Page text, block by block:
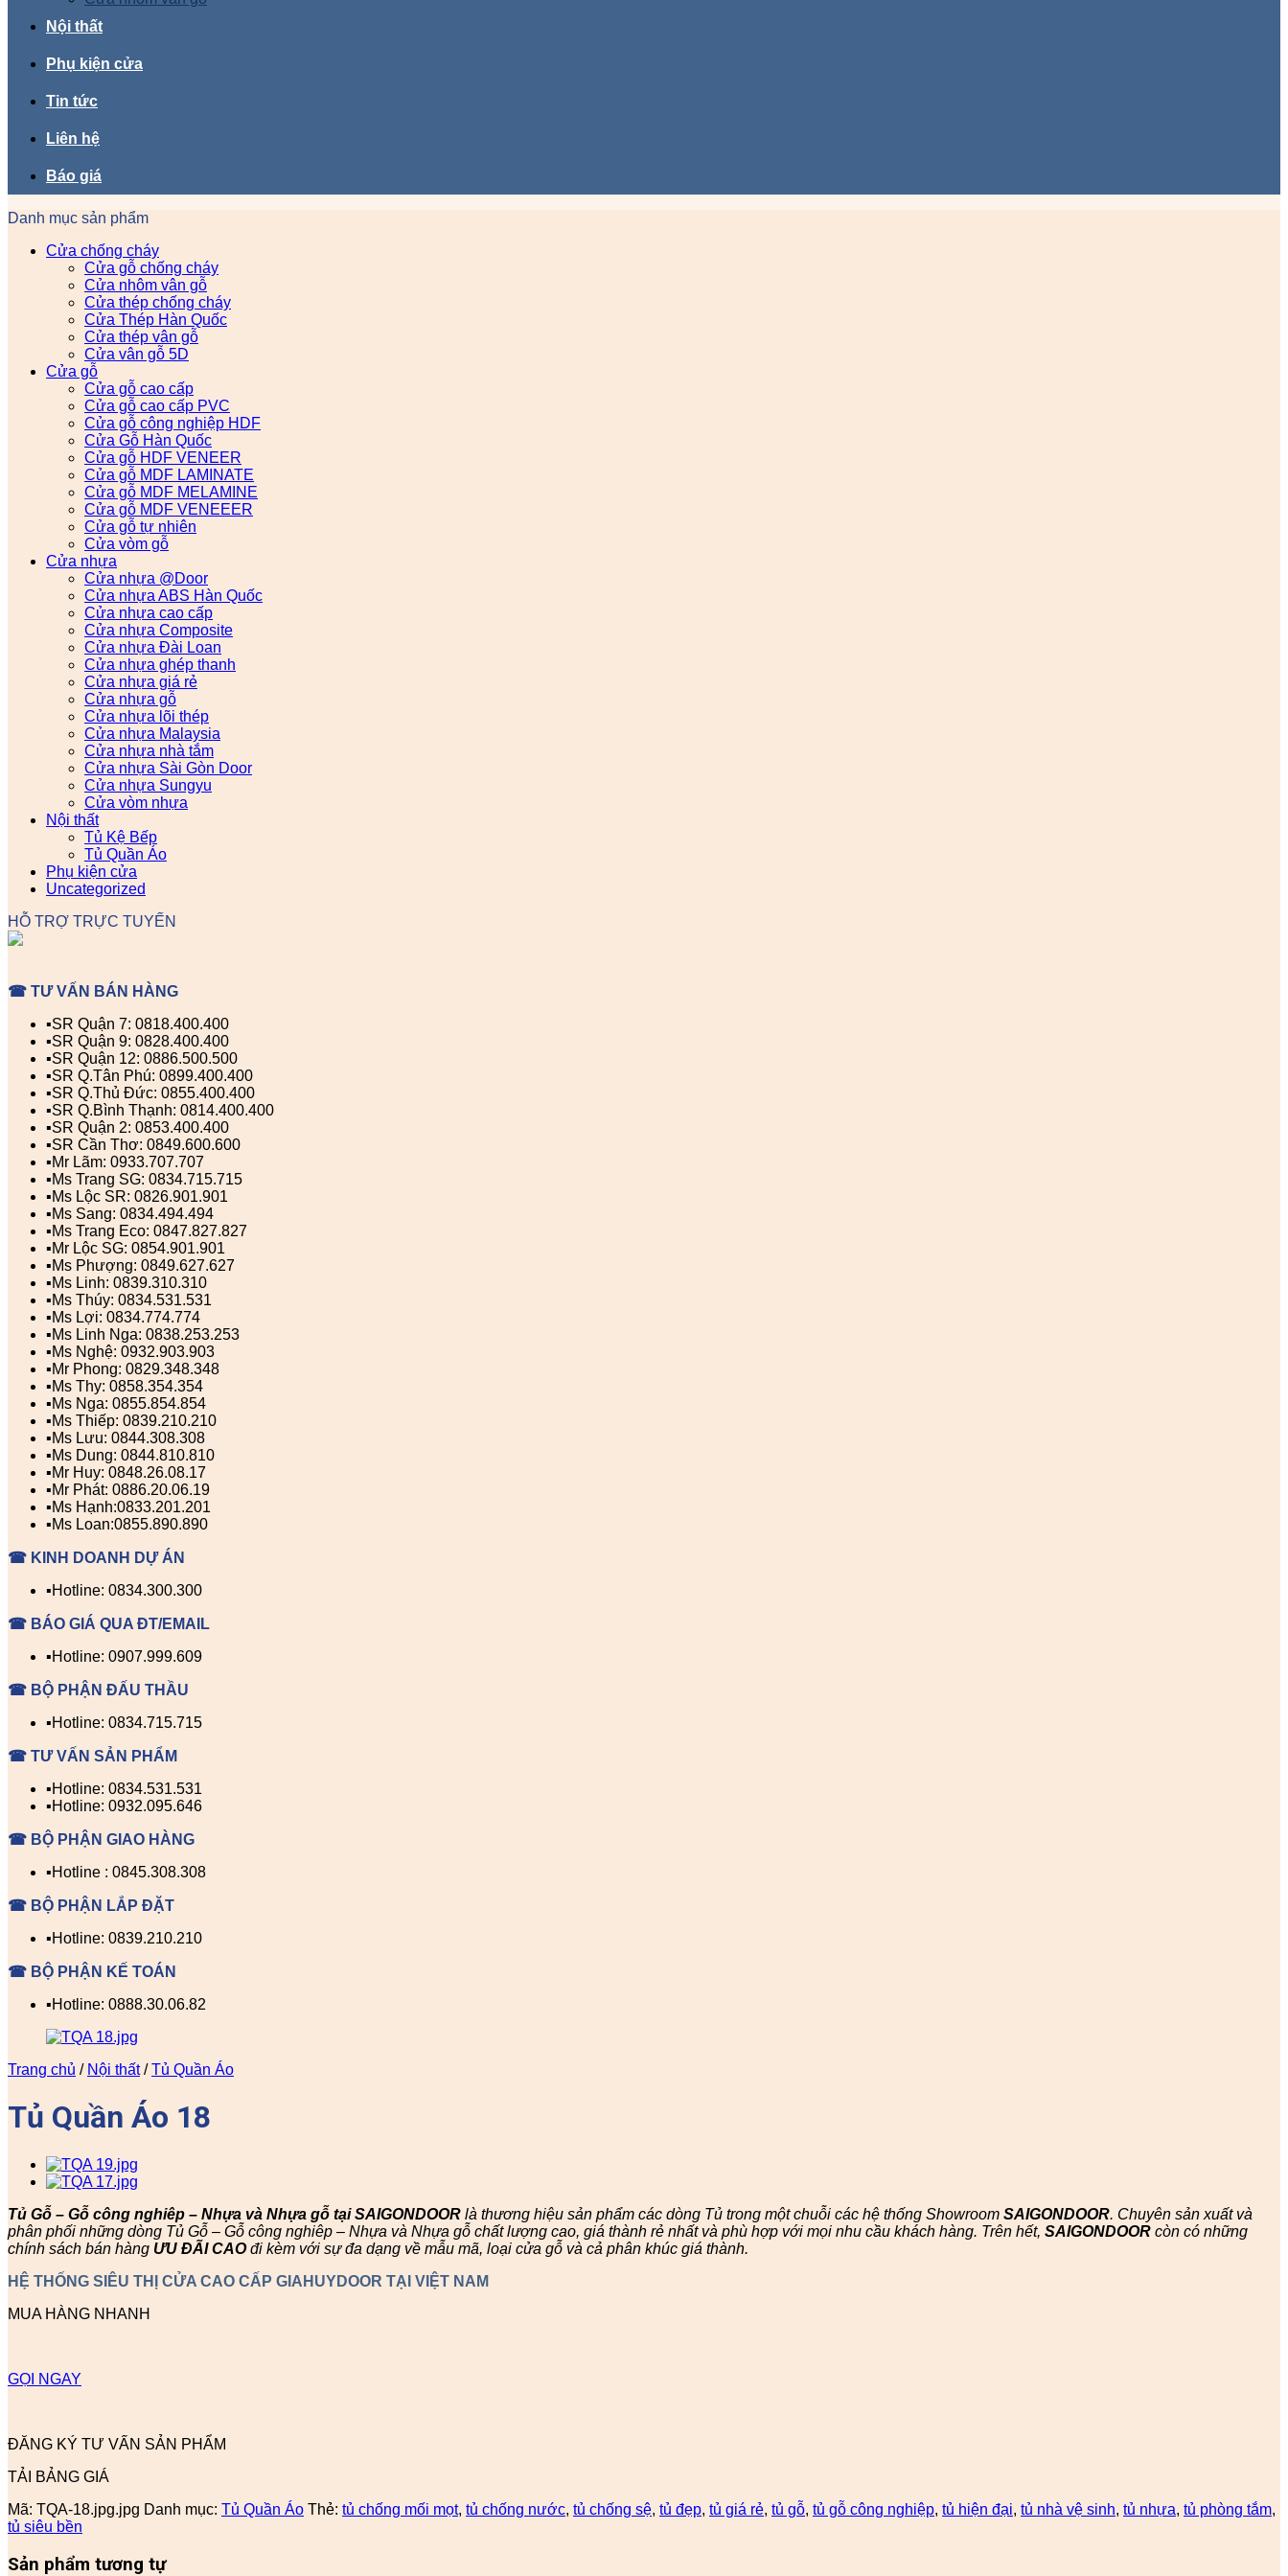
Nội thất
Phụ kiện cửa
Tin tức
Liên hệ
Báo giá
Danh mục sản phẩm
Cửa chống cháy
Cửa gỗ chống cháy
Cửa nhôm vân gỗ
Cửa thép chống cháy
Cửa Thép Hàn Quốc
Cửa thép vân gỗ
Cửa vân gỗ 5D
Cửa gỗ
Cửa gỗ cao cấp
Cửa gỗ cao cấp PVC
Cửa gỗ công nghiệp HDF
Cửa Gỗ Hàn Quốc
Cửa gỗ HDF VENEER
Cửa gỗ MDF LAMINATE
Cửa gỗ MDF MELAMINE
Cửa gỗ MDF VENEEER
Cửa gỗ tự nhiên
Cửa vòm gỗ
Cửa nhựa
Cửa nhựa @Door
Cửa nhựa ABS Hàn Quốc
Cửa nhựa cao cấp
Cửa nhựa Composite
Cửa nhựa Đài Loan
Cửa nhựa ghép thanh
Cửa nhựa giá rẻ
Cửa nhựa gỗ
Cửa nhựa lõi thép
Cửa nhựa Malaysia
Cửa nhựa nhà tắm
Cửa nhựa Sài Gòn Door
Cửa nhựa Sungyu
Cửa vòm nhựa
Nội thất
Tủ Kệ Bếp
Tủ Quần Áo
Phụ kiện cửa
Uncategorized
HỖ TRỢ TRỰC TUYẾN
☎ TƯ VẤN BÁN HÀNG
▪️SR Quận 7: 0818.400.400
▪️SR Quận 9: 0828.400.400
▪️SR Quận 12: 0886.500.500
▪️SR Q.Tân Phú: 0899.400.400
▪️SR Q.Thủ Đức: 0855.400.400
▪️SR Q.Bình Thạnh: 0814.400.400
▪️SR Quận 2: 0853.400.400
▪️SR Cần Thơ: 0849.600.600
▪️Mr Lãm: 0933.707.707
▪️Ms Trang SG: 0834.715.715
▪️Ms Lộc SR: 0826.901.901
▪️Ms Sang: 0834.494.494
▪️Ms Trang Eco: 0847.827.827
▪️Mr Lộc SG: 0854.901.901
▪️Ms Phượng: 0849.627.627
▪️Ms Linh: 0839.310.310
▪️Ms Thúy: 0834.531.531
▪️Ms Lợi: 0834.774.774
▪️Ms Linh Nga: 0838.253.253
▪️Ms Nghệ: 0932.903.903
▪️Mr Phong: 0829.348.348
▪️Ms Thy: 0858.354.354
▪️Ms Nga: 0855.854.854
▪️Ms Thiếp: 0839.210.210
▪️Ms Lưu: 0844.308.308
▪️Ms Dung: 0844.810.810
▪️Mr Huy: 0848.26.08.17
▪️Mr Phát: 0886.20.06.19
▪️Ms Hạnh:0833.201.201
▪️Ms Loan:0855.890.890
☎ KINH DOANH DỰ ÁN
▪️Hotline: 0834.300.300
☎ BÁO GIÁ QUA ĐT/EMAIL
▪️Hotline: 0907.999.609
☎ BỘ PHẬN ĐẤU THẦU
▪️Hotline: 0834.715.715
☎ TƯ VẤN SẢN PHẨM
▪️Hotline: 0834.531.531
▪️Hotline: 0932.095.646
☎ BỘ PHẬN GIAO HÀNG
▪️Hotline : 0845.308.308
☎ BỘ PHẬN LẮP ĐẶT
▪️Hotline: 0839.210.210
☎ BỘ PHẬN KẾ TOÁN
▪️Hotline: 0888.30.06.82
Trang chủ / Nội thất / Tủ Quần Áo
Tủ Quần Áo 18
Tủ Gỗ – Gỗ công nghiêp – Nhựa và Nhựa gỗ tại SAIGONDOOR là thương hiệu sản phẩm các dòng Tủ trong một chuỗi các hệ thống Showroom SAIGONDOOR. Chuyên sản xuất và
phân phối những dòng Tủ Gỗ – Gỗ công nghiêp – Nhựa và Nhựa gỗ chất lượng cao, giá thành rẻ nhất và phù hợp với mọi nhu cầu khách hàng. Trên hết, SAIGONDOOR còn có những
chính sách bán hàng ƯU ĐÃI CAOđi kèm với sự đa dạng về mẫu mã, loại cửa gỗ và cả phân khúc giá thành.
HỆ THỐNG SIÊU THỊ CỬA CAO CẤP GIAHUYDOOR TẠI VIỆT NAM
MUA HÀNG NHANH
GỌI NGAY
ĐĂNG KÝ TƯ VẤN SẢN PHẨM
TẢI BẢNG GIÁ
Mã: TQA-18.jpg.jpg Danh mục: Tủ Quần Áo Thẻ: tủ chống mối mọt, tủ chống nước, tủ chống sệ, tủ đẹp, tủ giá rẻ, tủ gỗ, tủ gỗ công nghiệp, tủ hiện đại, tủ nhà vệ sinh, tủ nhựa, tủ phòng tắm,
tủ siêu bền
Sản phẩm tương tự